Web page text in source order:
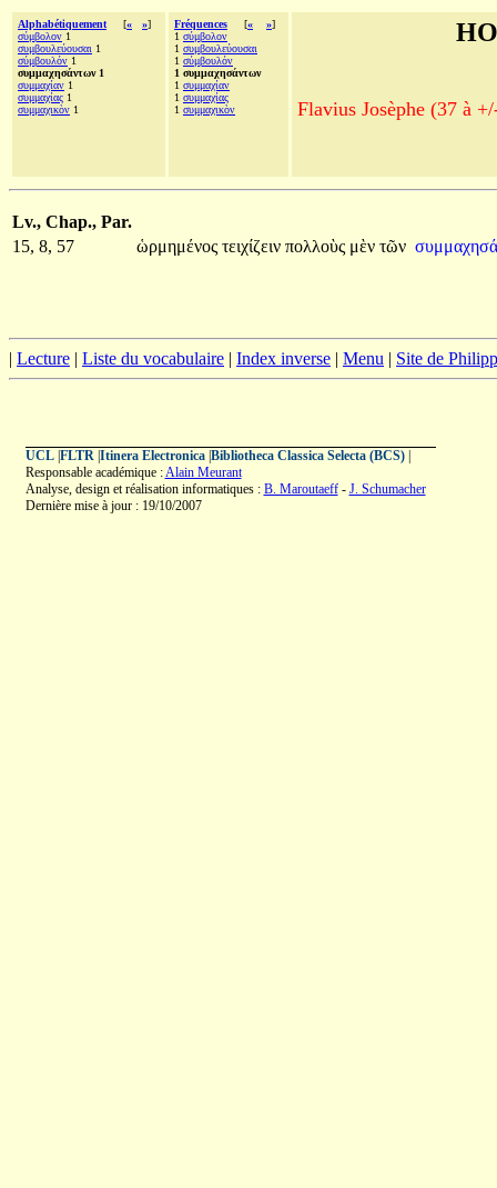
Alphabétiquement [« »]
σύμβολον 1
συμβουλεύουσαι 1
σύμβουλόν 1
συμμαχησάντων 1
συμμαχίαν 1
συμμαχίας 1
συμμαχικὸν 1
Fréquences [« »]
1 σύμβολον
1 συμβουλεύουσαι
1 σύμβουλόν
1 συμμαχησάντων
1 συμμαχίαν
1 συμμαχίας
1 συμμαχικὸν Flavius Josèphe (37 à
Lv., Chap., Par.
15, 8, 57
ὡρμημένος τειχίζειν πολλοὺς μὲν τῶν
| Lecture | Liste du vocabulaire | Index inverse | Menu | Site de
UCL| FLTR| Itinera Electronica| Bibliotheca Classica Selecta (BCS)|
Responsable académique :Alain Meurant
Analyse, design et réalisation informatiques : B. Maroutaeff- J. Schumacher
Dernière mise à jour : 19/10/2007